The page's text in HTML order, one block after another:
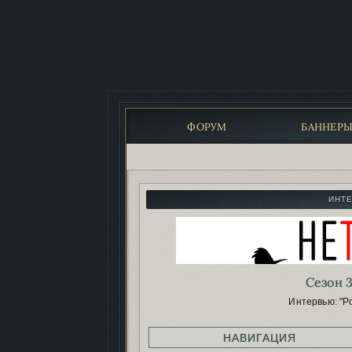
ФОРУМ БАННЕРЫ
Сезон
Интервью:
НАВИГАЦИЯ